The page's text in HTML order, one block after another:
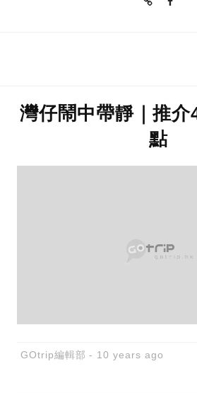
灣仔鬧中帶靜｜推介
點
GOtrip編輯部 10 years ago